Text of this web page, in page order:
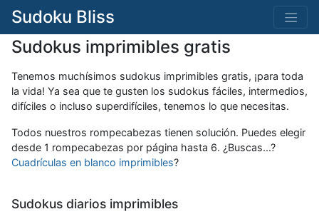
Sudoku Bliss
Sudokus imprimibles gratis
Tenemos muchísimos sudokus imprimibles gratis, ¡para toda
la vida! Ya sea que te gusten los sudokus fáciles, intermedios,
difíciles o incluso superdifíciles, tenemos lo que necesitas.
Todos nuestros rompecabezas tienen solución. Puedes elegir
desde 1 rompecabezas por página hasta 6. ¿Buscas...?
Cuadrículas en blanco imprimibles?
Sudokus diarios imprimibles